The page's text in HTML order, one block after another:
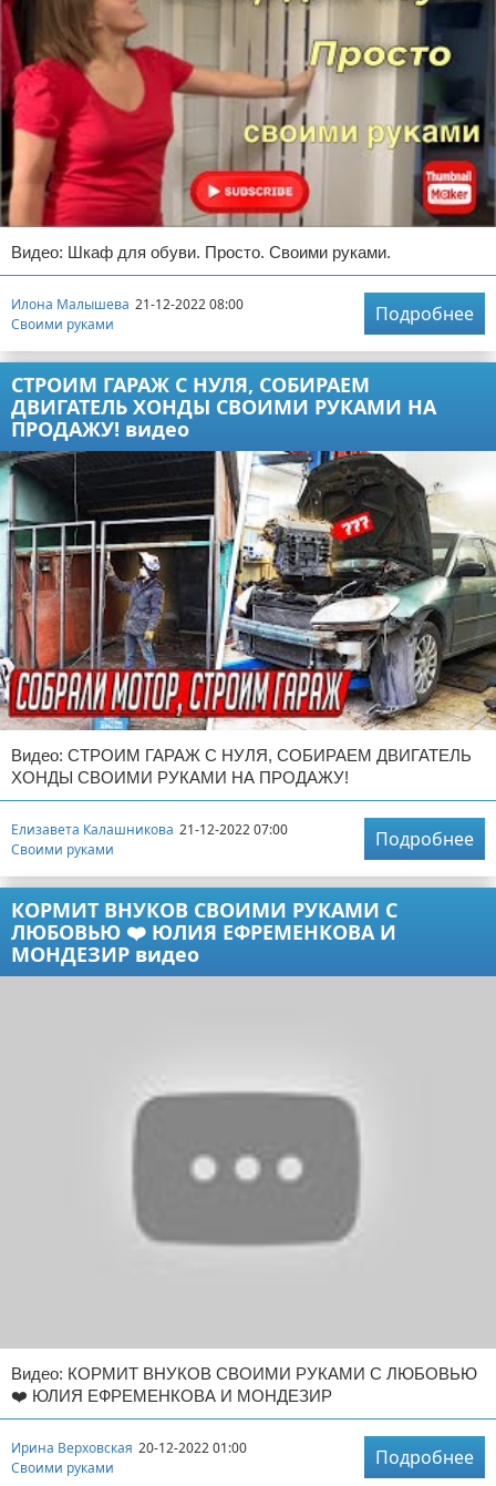
Видео: Шкаф для обуви. Просто. Своими руками.
Илона Малышева 21-12-2022 08:00
Своими руками
Подробнее
СТРОИМ ГАРАЖ С НУЛЯ, СОБИРАЕМ
ДВИГАТЕЛЬ ХОНДЫ СВОИМИ РУКАМИ НА
ПРОДАЖУ! видео
Видео: СТРОИМ ГАРАЖ С НУЛЯ, СОБИРАЕМ ДВИГАТЕЛЬ
ХОНДЫ СВОИМИ РУКАМИ НА ПРОДАЖУ!
Елизавета Калашникова 21-12-2022 07:00
Своими руками
Подробнее
КОРМИТ ВНУКОВ СВОИМИ РУКАМИ С
ЛЮБОВЬЮ ❤️ ЮЛИЯ ЕФРЕМЕНКОВА И
МОНДЕЗИР видео
Видео: КОРМИТ ВНУКОВ СВОИМИ РУКАМИ С ЛЮБОВЬЮ
❤️ ЮЛИЯ ЕФРЕМЕНКОВА И МОНДЕЗИР
Ирина Верховская 20-12-2022 01:00
Своими руками
Подробнее